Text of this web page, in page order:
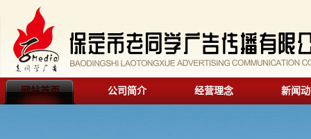
网站首页 公司简介 经营理念 新闻